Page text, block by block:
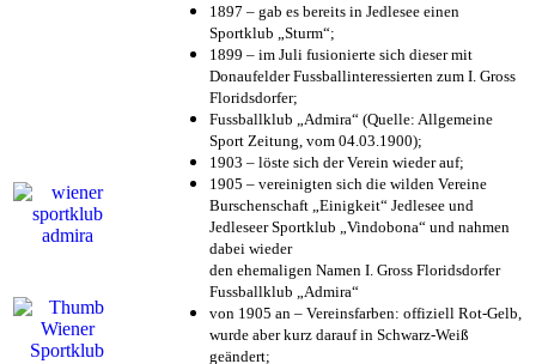
1897 – gab es bereits in Jedlesee einen
Sportklub „Sturm“;
1899 – im Juli fusionierte sich dieser mit
Donaufelder Fussballinteressierten zum I. Gross
Floridsdorfer;
Fussballklub „Admira“ (Quelle: Allgemeine
Sport Zeitung, vom 04.03.1900);
1903 – löste sich der Verein wieder auf;
1905 – vereinigten sich die wilden Vereine
Burschenschaft „Einigkeit“ Jedlesee und
Jedleseer Sportklub „Vindobona“ und nahmen
dabei wieder
den ehemaligen Namen I. Gross Floridsdorfer
Fussballklub „Admira“
von 1905 an – Vereinsfarben: offiziell Rot-Gelb,
wurde aber kurz darauf in Schwarz-Weiß
geändert;